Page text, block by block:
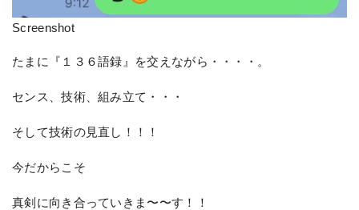
Screenshot
たまに『１３６語録』を交えながら・・・・。
センス、技術、組み立て・・・
そして技術の見直し！！！
今だからこそ
真剣に向き合っていきま〜〜す！！